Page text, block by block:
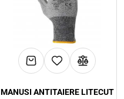
MANUSI ANTITAIERE LITECUT